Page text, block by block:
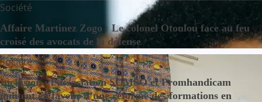
Société
Affaire Martinez Zogo : Le colonel Otoulou face au feu
croisé des avocats de la défense
Société
Inclusion : l’association SOMSO et Promhandicam
militent en faveur d’une réforme des formations en